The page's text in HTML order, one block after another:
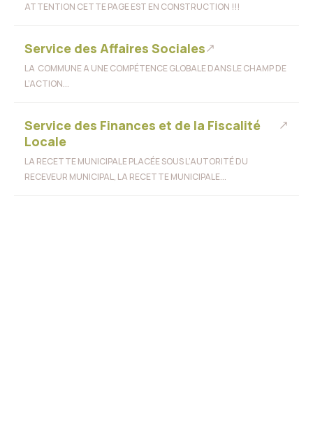
ATTENTION CETTE PAGE EST EN CONSTRUCTION !!!
Service des Affaires Sociales
LA COMMUNE A UNE COMPÉTENCE GLOBALE DANS LE CHAMP DE
L’ACTION...
Service des Finances et de la Fiscalité
Locale
LA RECETTE MUNICIPALE PLACÉE SOUS L’AUTORITÉ DU
RECEVEUR MUNICIPAL, LA RECETTE MUNICIPALE...